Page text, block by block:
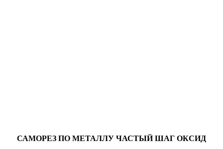
САМОРЕЗ ПО МЕТАЛЛУ ЧАСТЫЙ ШАГ ОКСИД